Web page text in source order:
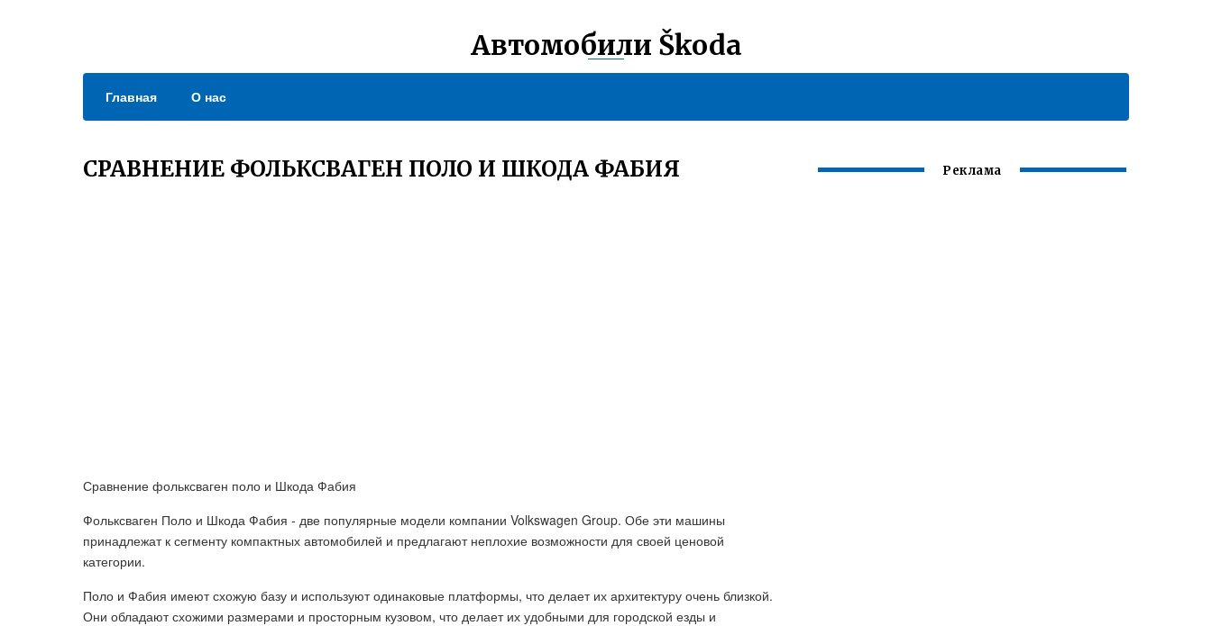
Автомобили Škoda
Главная О нас
СРАВНЕНИЕ ФОЛЬКСВАГЕН ПОЛО И ШКОДА ФАБИЯ
Сравнение фольксваген поло и Шкода Фабия
Фольксваген Поло и Шкода Фабия - две популярные модели компании Volkswagen Group. Обе эти машины
принадлежат к сегменту компактных автомобилей и предлагают неплохие возможности для своей ценовой
категории.
Поло и Фабия имеют схожую базу и используют одинаковые платформы, что делает их архитектуру очень близкой.
Они обладают схожими размерами и просторным кузовом, что делает их удобными для городской езды и
Реклама